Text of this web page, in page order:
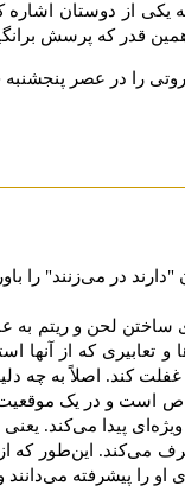
یکی از دوستان
قدر که پرسش
را در عصر پنجشنبه
در می‌زنند" را
ساختن لحن و ریتم
و تعابیری که از آنها
کند. اصلاً‌ به چه
و در یک موقعیت
پیدا می‌کند.
این‌طور که
او را پیشرفته